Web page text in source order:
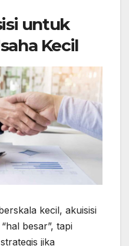
untuk
Kecil
kecil, akuisisi
besar”, tapi
jika